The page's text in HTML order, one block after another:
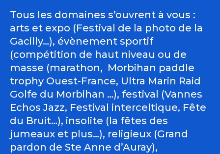
Tous les domaines s’ouvrent à vous :
arts et expo (Festival de la photo de la
Gacilly…), évènement sportif
(compétition de haut niveau ou de
masse (marathon, Morbihan paddle
trophy Ouest-France, Ultra Marin Raid
Golfe du Morbihan …), festival (Vannes
Echos Jazz, Festival interceltique, Fête
du Bruit…), insolite (la fêtes des
jumeaux et plus…), religieux (Grand
pardon de Ste Anne d’Auray),